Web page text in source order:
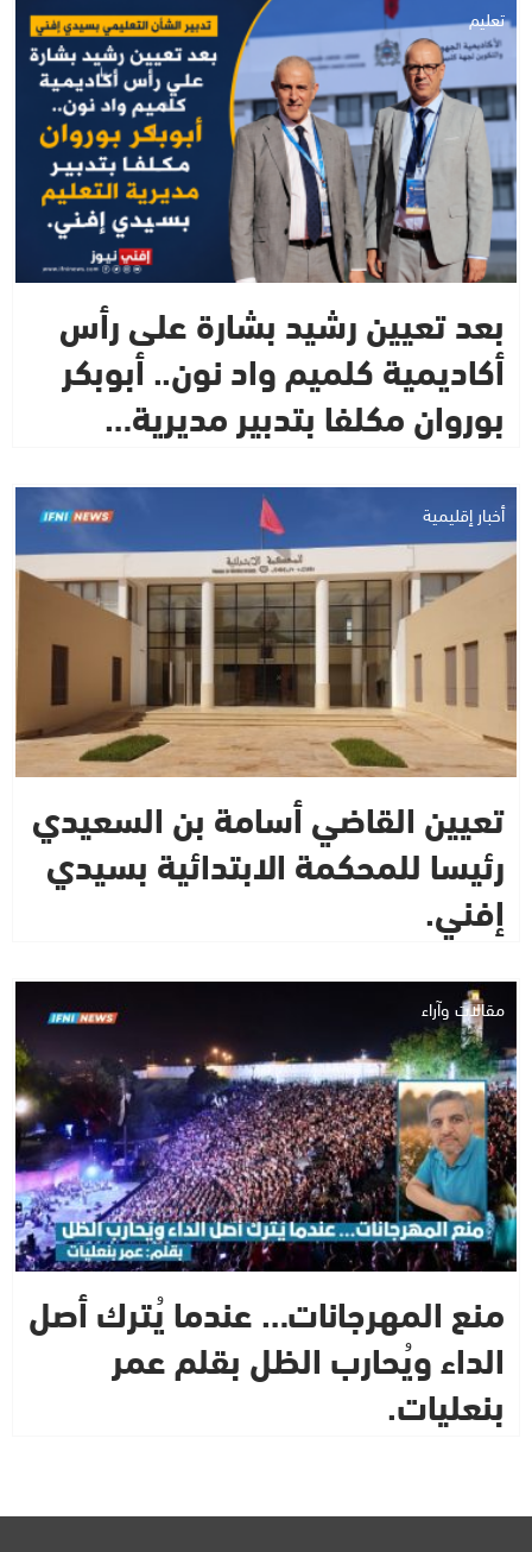
تعليم
بعد تعيين رشيد بشارة على رأس
أكاديمية كلميم واد نون.. أبوبكر
بوروان مكلفا بتدبير مديرية…
أخبار إقليمية
تعيين القاضي أسامة بن السعيدي
رئيسا للمحكمة الابتدائية بسيدي
إفني.
مقالات وآراء
منع المهرجانات… عندما يُترك أصل
الداء ويُحارب الظل بقلم عمر
بنعليات.